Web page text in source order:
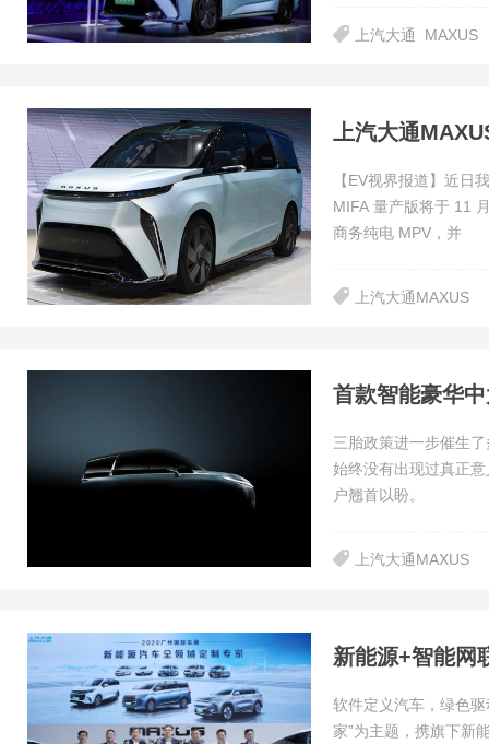
上汽大通 MAXUS
上汽大通
【EV视界报道】近
MIFA 量产版将于 11
商务纯电 MPV，并
上汽大通MAXUS
三胎政策进一步催生
始终没有出现过真正
户翘首以盼。
上汽大通MAXUS
软件定义汽车，绿色
家”为主题，携旗下新